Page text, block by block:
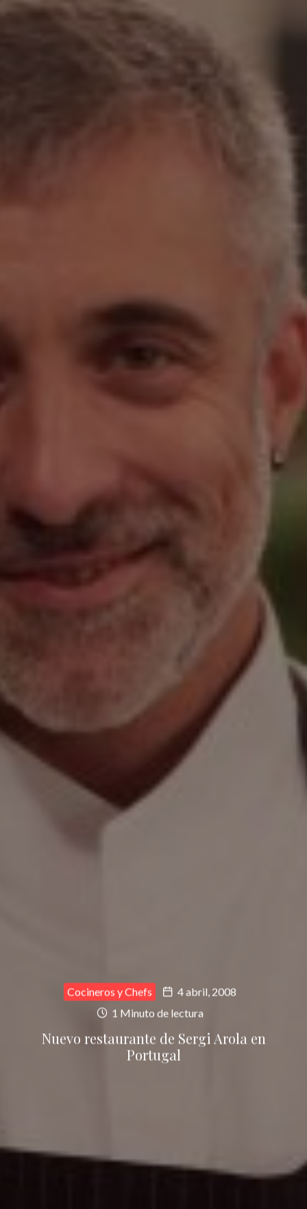
Cocineros y Chefs
4 abril, 2008
1 Minuto de lectura
Nuevo restaurante de Sergi Arola en
Portugal